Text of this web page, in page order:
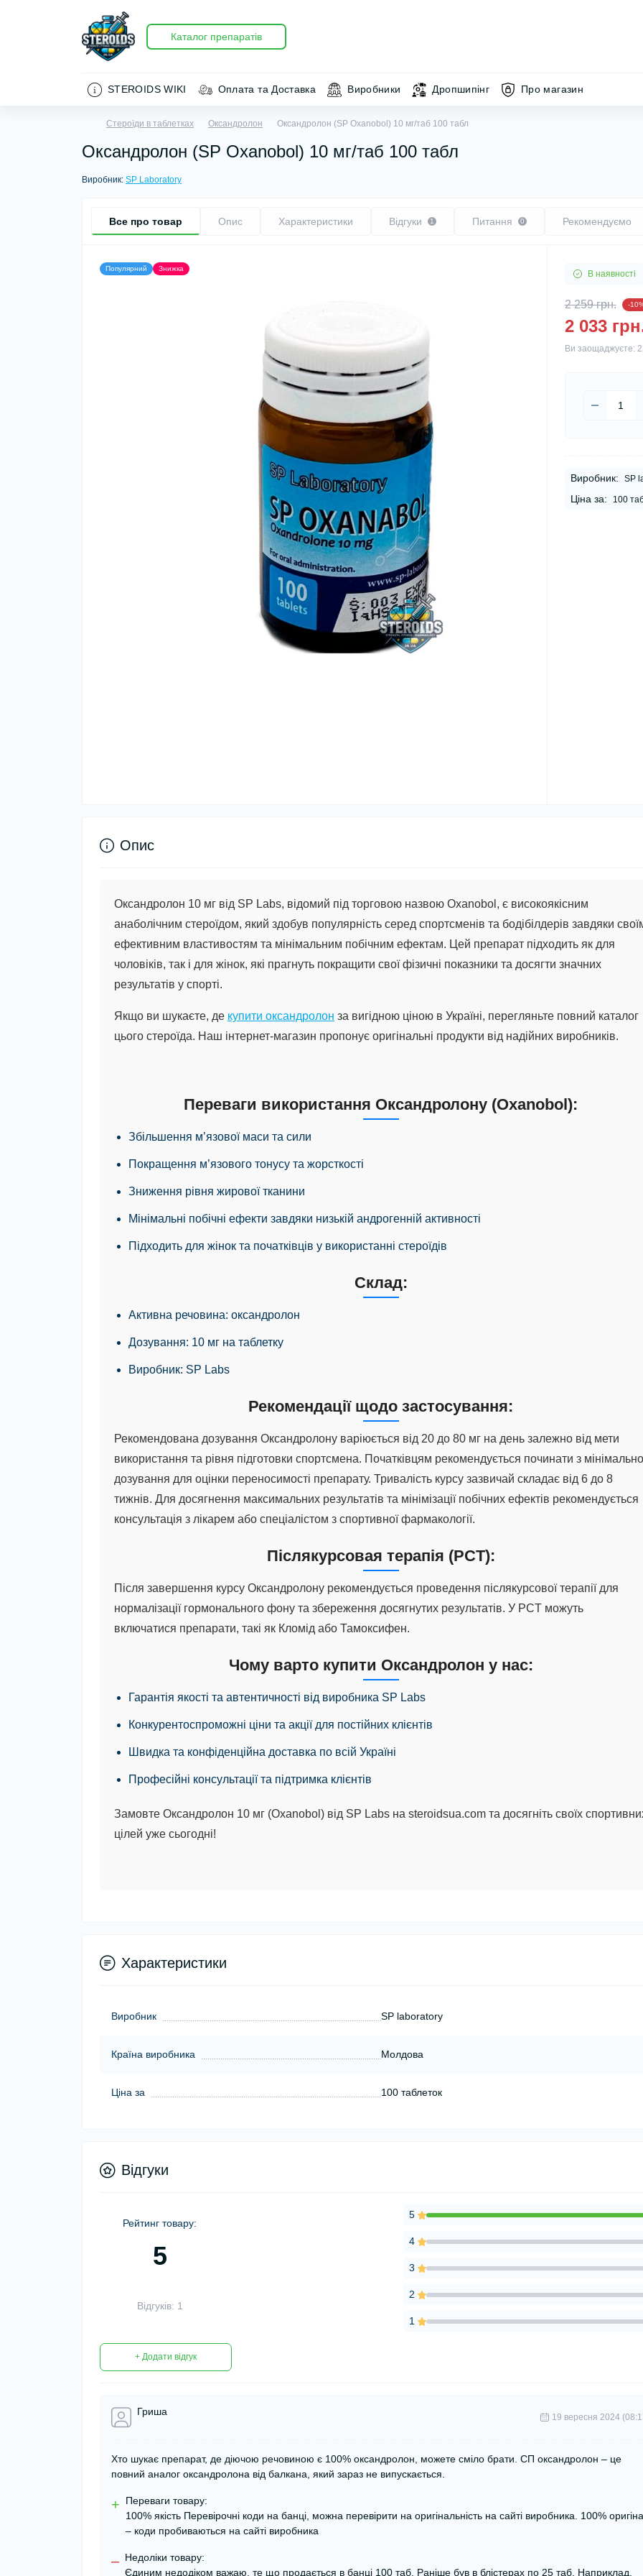
Каталог препаратів
STEROIDS WIKI Оплата та Доставка Виробники Дропшипінг Про магазин
Стероїди в таблетках Оксандролон Оксандролон (SP Oxanobol) 10 мг/таб 100 табл
Оксандролон (SP Oxanobol) 10 мг/таб 100 табл
Виробник: SP Laboratory
Все про товар Опис Характеристики Відгуки 1 Питання 0 Рекомендуємо
Популярний Знижка В наявності
2 259 грн. -
2 033
Ви заощаджуєте:
Виробник: SP
Ціна за: 100
Опис
Оксандролон 10 мг від SP Labs, відомий під торговою назвою Oxanobol, є високоякісним
анаболічним стероїдом, який здобув популярність серед спортсменів та бодібілдерів завдяки
ефективним властивостям та мінімальним побічним ефектам. Цей препарат підходить як для
чоловіків, так і для жінок, які прагнуть покращити свої фізичні показники та досягти значних
результатів у спорті.
Якщо ви шукаєте, де купити оксандролон за вигідною ціною в Україні, перегляньте повний каталог
цього стероїда. Наш інтернет-магазин пропонує оригінальні продукти від надійних виробників.
Переваги використання Оксандролону (Oxanobol):
Збільшення м’язової маси та сили
Покращення м’язового тонусу та жорсткості
Зниження рівня жирової тканини
Мінімальні побічні ефекти завдяки низькій андрогенній активності
Підходить для жінок та початківців у використанні стероїдів
Склад:
Активна речовина: оксандролон
Дозування: 10 мг на таблетку
Виробник: SP Labs
Рекомендації щодо застосування:
Рекомендована дозування Оксандролону варіюється від 20 до 80 мг на день залежно від мети
використання та рівня підготовки спортсмена. Початківцям рекомендується починати з
дозування для оцінки переносимості препарату. Тривалість курсу зазвичай складає від 6 до 8
тижнів. Для досягнення максимальних результатів та мінімізації побічних ефектів рекомендується
консультація з лікарем або спеціалістом з спортивної фармакології.
Післякурсовая терапія (PCT):
Після завершення курсу Оксандролону рекомендується проведення післякурсової терапії для
нормалізації гормонального фону та збереження досягнутих результатів. У PCT можуть
включатися препарати, такі як Кломід або Тамоксифен.
Чому варто купити Оксандролон у нас:
Гарантія якості та автентичності від виробника SP Labs
Конкурентоспроможні ціни та акції для постійних клієнтів
Швидка та конфіденційна доставка по всій Україні
Професійні консультації та підтримка клієнтів
Замовте Оксандролон 10 мг (Oxanobol) від SP Labs на steroidsua.com та досягніть своїх
цілей уже сьогодні!
Характеристики
Виробник SP laboratory
Країна виробника Молдова
Ціна за 100 таблеток
Відгуки
Рейтинг товару:
5
Відгуків: 1
5
4
3
2
1
+ Додати відгук
Гриша 19 вересня 2024
Хто шукає препарат, де діючою речовиною є 100% оксандролон, можете сміло брати. СП оксандролон – це
повний аналог оксандролона від балкана, який зараз не випускається.
+
Переваги товару:
100% якість Перевірочні коди на банці, можна перевірити на оригінальність на сайті виробника. 100%
– коди пробиваються на сайті виробника
– Недоліки товару:
Єдиним недодіком важаю, те що продається в банці 100 таб. Раніше був в блістерах по 25 таб. Наприклад,